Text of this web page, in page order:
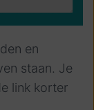
en
staan. Je
link korter